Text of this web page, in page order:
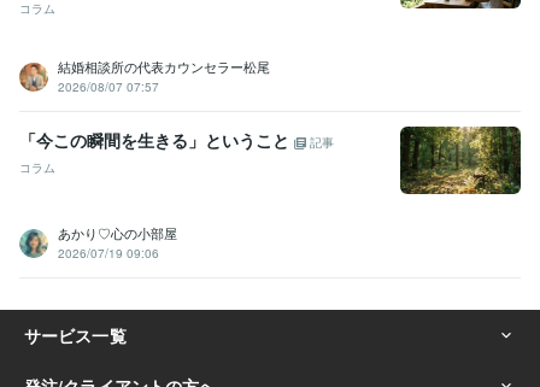
恋愛 婚活 複雑恋愛 失恋 復縁
悩み相談・カウンセリング
語学力
英語
コラム
結婚相談所の代表カウンセラー松尾
2026/08/07 07:57
「今この瞬間を生きる」ということ
記事
コラム
あかり♡心の小部屋
2026/07/19 09:06